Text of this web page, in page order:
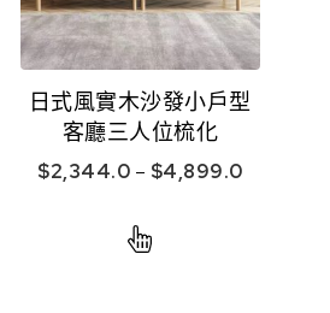
日式風實木沙發小戶型
客廳三人位梳化
$2,344.0 – $4,899.0